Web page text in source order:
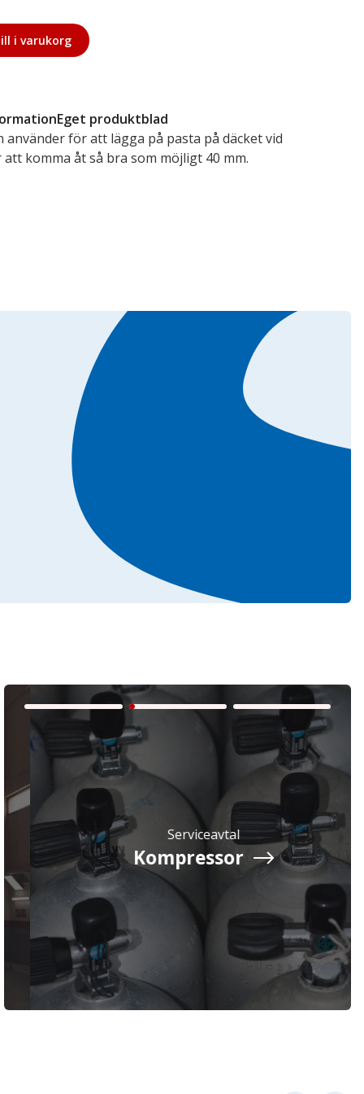
i varukorg
Eget produktblad
använder för att lägga på pasta på däcket vid
komma åt så bra som möjligt 40 mm.
Serviceavtal
Kompressor